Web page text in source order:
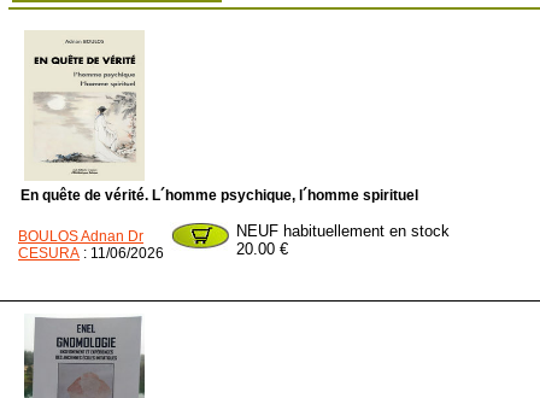
En quête de vérité. L´homme psychique, l´homme spirituel
BOULOS Adnan Dr
CESURA : 11/06/2026
NEUF habituellement en stock
20.00 €